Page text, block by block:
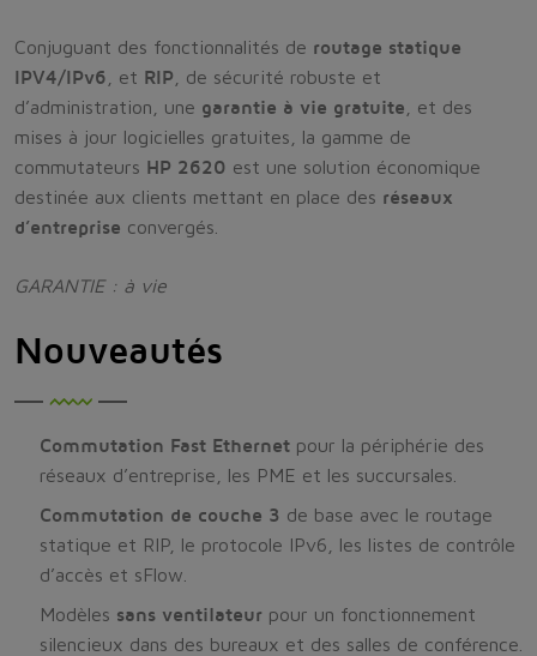
Conjuguant des fonctionnalités de routage statique
IPV4/IPv6 , et RIP , de sécurité robuste et
d’administration, une garantie à vie gratuite , et des
mises à jour logicielles gratuites, la gamme de
commutateurs HP 2620 est une solution économique
destinée aux clients mettant en place des réseaux
d’entreprise convergés.
GARANTIE : à vie
Nouveautés
Commutation Fast Ethernet pour la périphérie des
réseaux d’entreprise, les PME et les succursales.
Commutation de couche 3 de base avec le routage
statique et RIP, le protocole IPv6, les listes de contrôle
d’accès et sFlow.
Modèles sans ventilateur pour un fonctionnement
silencieux dans des bureaux et des salles de conférence.